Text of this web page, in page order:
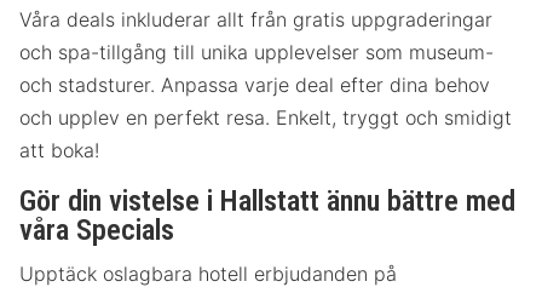
Våra deals inkluderar allt från gratis uppgraderingar
och spa-tillgång till unika upplevelser som museum-
och stadsturer. Anpassa varje deal efter dina behov
och upplev en perfekt resa. Enkelt, tryggt och smidigt
att boka!
Gör din vistelse i Hallstatt ännu bättre med
våra Specials
Upptäck oslagbara hotell erbjudanden på